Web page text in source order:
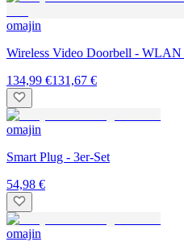
omajin
Wireless Video Doorbell -
134,99 €131,67 €
omajin
Smart Plug - 3er-Set
54,98 €
omajin